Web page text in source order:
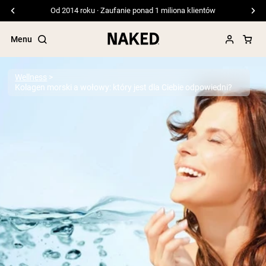
Darmowa wysyłka przy zamówieniach powyżej 99 USD
Menu
ODŻYWKI BIAŁKOWE Bestsellery
Białko grochu
Odżywka Białkowa z Serwatki z mleka
krów karmionych trawą
Wellness
Kolagen morski a wołowy: który jest dla Ciebie odpowiedni?